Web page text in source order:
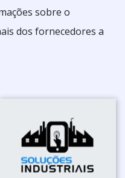
sobre o
dos fornecedores a